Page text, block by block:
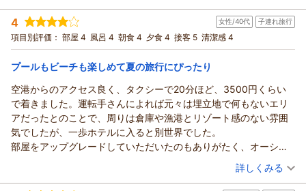
お褒めの言葉は、私どもにとっても大きな励みとなります。
しかしながら、フロントスタッフの館内レストランに関するご
案内不足により、お客様にご足労とお手数をおかけしてしまい
ましたことを深くお詫び申し上げます。今後は全スタッフが自
ホテルのサービスやメニュー内容を正確に把握し、スムーズか
ります。
貴重なご指摘をいただきありがとうございました。またのお越
しをスタッフ一同、心よりお待ち申し上げております。
（返信日：2026/07/17）
宿泊時期： 2026年07月宿泊 (家族旅行)
投稿者： こみゆさん
宿泊プラン： 【早期割90】空港からバスで1本の糸満リゾート◆夕日を望む
ビーチまで徒歩1分！＜朝食・連泊特典付＞
ツイン 朝のみ
宿泊価格帯： 10,001～11,000円(大人一人あたり/税込)
サザンビーチホテル＆リゾート沖縄からの返信
ご投稿いただき誠にありがとうございます。
当ホテルのプールや朝食にご満足いただけた様子が伺え、大変
嬉しく存じます。
美々ビーチでの海水浴につきまして、早起きして足を運んでい
ただいたにもかかわらず、ご不便をおかけし心苦しく存じま
す。あちらは公共のビーチとなっており、遊泳時間が「9:00か
4 女性/40代 子連れ旅行
項目別評価： 部屋 4 風呂 4 朝食 4 夕食 4 接客 5 清潔感 4
プールもビーチも楽しめて夏の旅行にぴったり
空港からのアクセス良く、タクシーで20分ほど、3500円くらい
で着きました。運転手さんによれば元々は埋立地で何もないエリ
アだったとのことで、周りは倉庫や漁港とリゾート感のない雰囲
気でしたが、一歩ホテルに入ると別世界でした。
部屋をアップグレードしていただいたのもありがたく、オーシャ
ンビューは最高でした。ベランダに椅子があるともっと良かった
（投稿日：2026/07/05）
宿泊時期： 2026年07月宿泊 (子連れ旅行)
詳しくみる